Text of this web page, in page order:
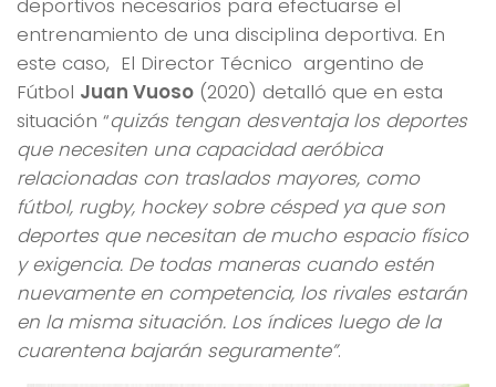
deportivos necesarios para efectuarse el
entrenamiento de una disciplina deportiva. En
este caso, El Director Técnico argentino de
Fútbol Juan Vuoso (2020) detalló que en esta
situación “quizás tengan desventaja los deportes
que necesiten una capacidad aeróbica
relacionadas con traslados mayores, como
fútbol, rugby, hockey sobre césped ya que son
deportes que necesitan de mucho espacio físico
y exigencia. De todas maneras cuando estén
nuevamente en competencia, los rivales estarán
en la misma situación. Los índices luego de la
cuarentena bajarán seguramente”.